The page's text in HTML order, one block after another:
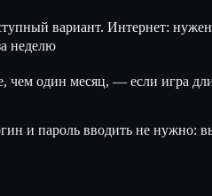
вариант. Интернет:
неделю
чем один месяц, — если игра
и пароль вводить не нужно: